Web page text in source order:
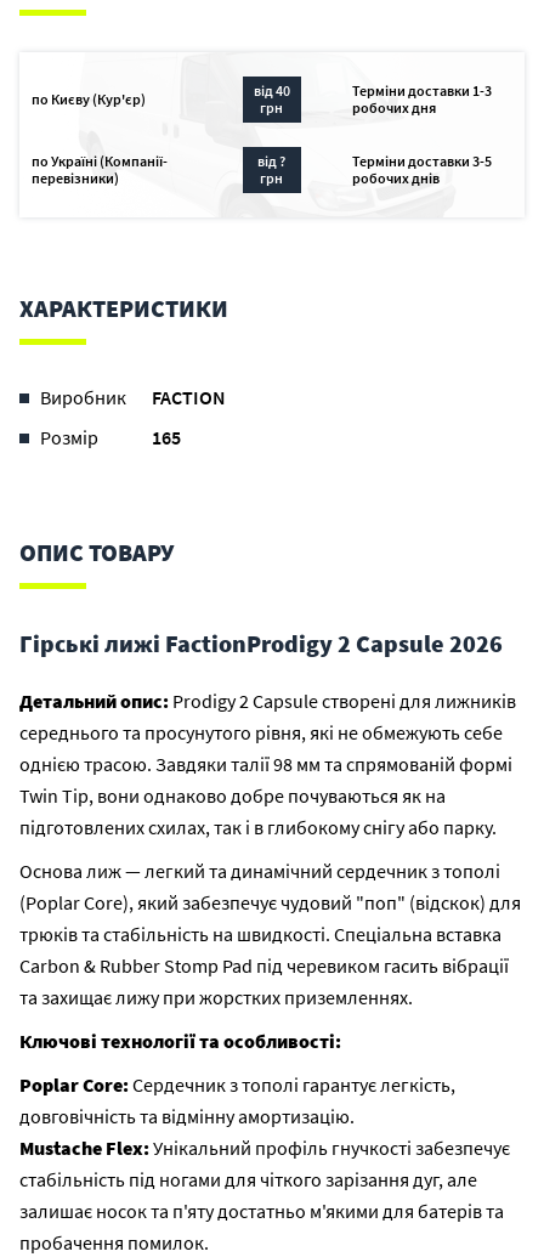
по Києву (Кур'єр)
від 40
грн
Терміни доставки 1-3
робочих дня
по Україні (Компанії-
перевізники)
від ?
грн
Терміни доставки 3-5
робочих днів
ХАРАКТЕРИСТИКИ
Виробник
FACTION
Розмір
165
ОПИС ТОВАРУ
Гірські лижі FactionProdigy 2 Capsule 2026
Детальний опис: Prodigy 2 Capsule створені для лижників
середнього та просунутого рівня, які не обмежують себе
однією трасою. Завдяки талії 98 мм та спрямованій формі
Twin Tip, вони однаково добре почуваються як на
підготовлених схилах, так і в глибокому снігу або парку.
Основа лиж — легкий та динамічний сердечник з тополі
(Poplar Core), який забезпечує чудовий "поп" (відскок) для
трюків та стабільність на швидкості. Спеціальна вставка
Carbon & Rubber Stomp Pad під черевиком гасить вібрації
та захищає лижу при жорстких приземленнях.
Ключові технології та особливості:
Poplar Core:Сердечник з тополі гарантує легкість,
довговічність та відмінну амортизацію.
Mustache Flex:Унікальний профіль гнучкості забезпечує
стабільність під ногами для чіткого зарізання дуг, але
залишає носок та п'яту достатньо м'якими для батерів та
пробачення помилок.